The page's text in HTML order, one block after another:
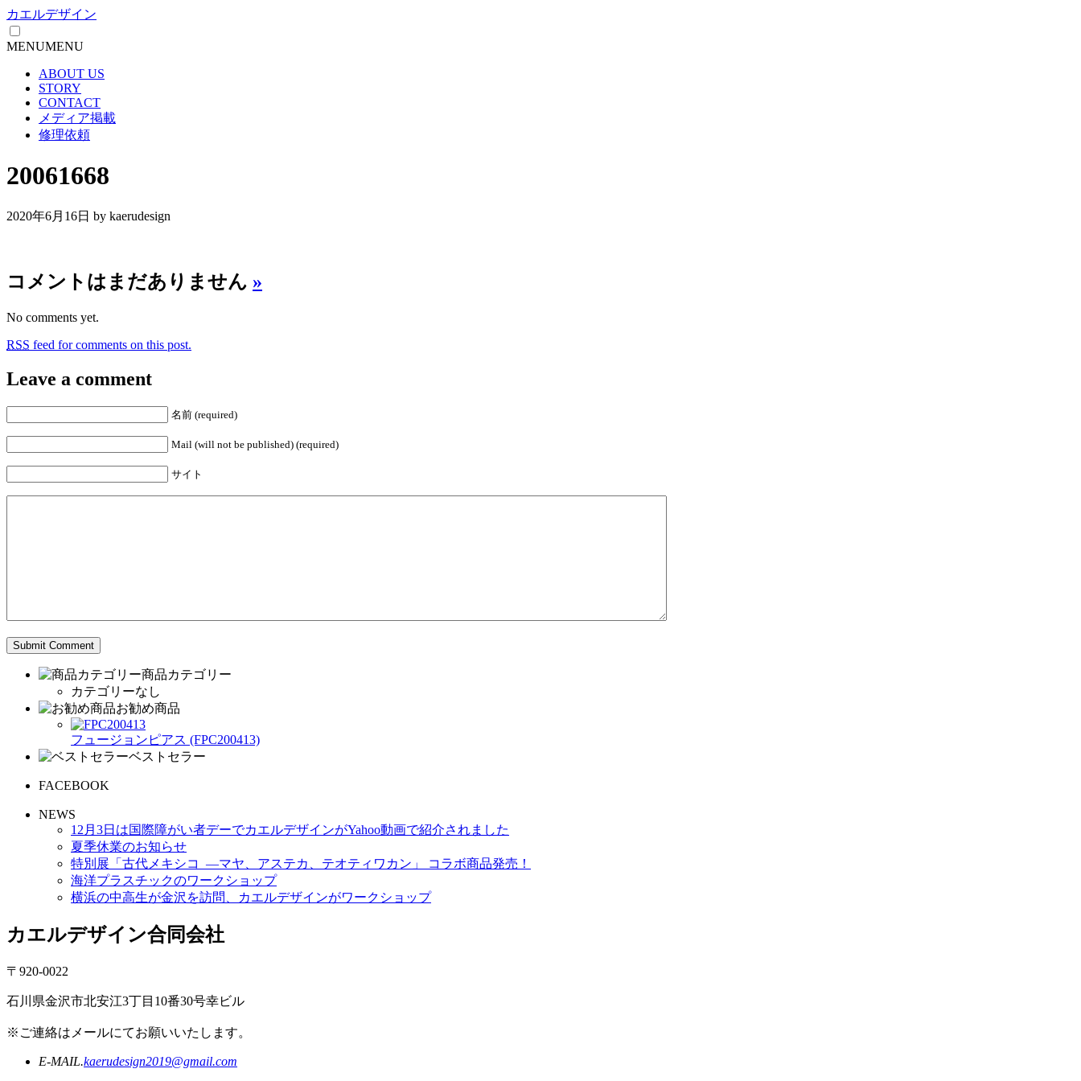
カエルデザイン
MENUMENU
ABOUT US
STORY
CONTACT
メディア掲載
修理依頼
20061668
2020年6月16日 by kaerudesign
コメントはまだありません »
No comments yet.
RSS feed for comments on this post.
Leave a comment
名前 (required)
Mail (will not be published) (required)
サイト
商品カテゴリー
カテゴリーなし
お勧め商品
フュージョンピアス (FPC200413)
ベストセラー
FACEBOOK
NEWS
12月3日は国際障がい者デーでカエルデザインがYahoo動画で紹介されました
夏季休業のお知らせ
特別展「古代メキシコ ―マヤ、アステカ、テオティワカン」 コラボ商品発売！
海洋プラスチックのワークショップ
横浜の中高生が金沢を訪問、カエルデザインがワークショップ
カエルデザイン合同会社
〒920-0022
石川県金沢市北安江3丁目10番30号幸ビル
※ご連絡はメールにてお願いいたします。
E-MAIL.kaerudesign2019@gmail.com